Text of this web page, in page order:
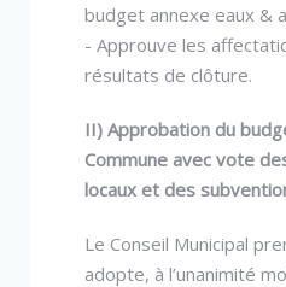
budget annexe eaux &
- Approuve les
résultats de clôture.
II) Approbation du
Commune avec vote
locaux et des
Le Conseil Municipal
adopte, à l’unanimité